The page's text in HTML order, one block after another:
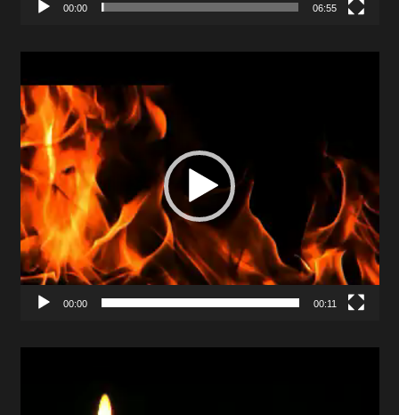
00:00 06:55
Player
00:00 00:11